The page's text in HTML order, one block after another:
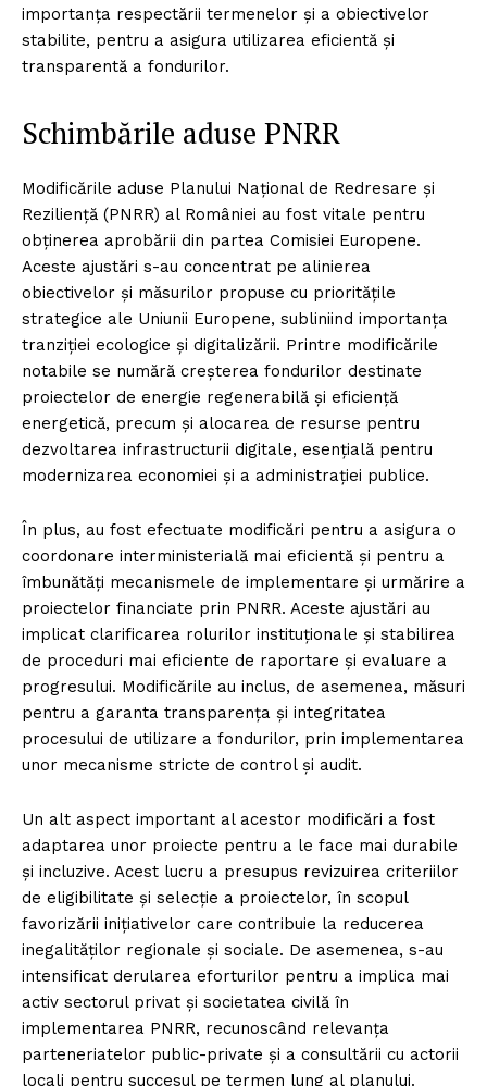
importanța respectării termenelor și a obiectivelor
stabilite, pentru a asigura utilizarea eficientă și
transparentă a fondurilor.
Schimbările aduse PNRR
Modificările aduse Planului Național de Redresare și
Reziliență (PNRR) al României au fost vitale pentru
obținerea aprobării din partea Comisiei Europene.
Aceste ajustări s-au concentrat pe alinierea
obiectivelor și măsurilor propuse cu prioritățile
strategice ale Uniunii Europene, subliniind importanța
tranziției ecologice și digitalizării. Printre modificările
notabile se numără creșterea fondurilor destinate
proiectelor de energie regenerabilă și eficiență
energetică, precum și alocarea de resurse pentru
dezvoltarea infrastructurii digitale, esențială pentru
modernizarea economiei și a administrației publice.
În plus, au fost efectuate modificări pentru a asigura o
coordonare interministerială mai eficientă și pentru a
îmbunătăți mecanismele de implementare și urmărire a
proiectelor financiate prin PNRR. Aceste ajustări au
implicat clarificarea rolurilor instituționale și stabilirea
de proceduri mai eficiente de raportare și evaluare a
progresului. Modificările au inclus, de asemenea, măsuri
pentru a garanta transparența și integritatea
procesului de utilizare a fondurilor, prin implementarea
unor mecanisme stricte de control și audit.
Un alt aspect important al acestor modificări a fost
adaptarea unor proiecte pentru a le face mai durabile
și incluzive. Acest lucru a presupus revizuirea criteriilor
de eligibilitate și selecție a proiectelor, în scopul
favorizării inițiativelor care contribuie la reducerea
inegalităților regionale și sociale. De asemenea, s-au
intensificat derularea eforturilor pentru a implica mai
activ sectorul privat și societatea civilă în
implementarea PNRR, recunoscând relevanța
parteneriatelor public-private și a consultării cu actorii
locali pentru succesul pe termen lung al planului.